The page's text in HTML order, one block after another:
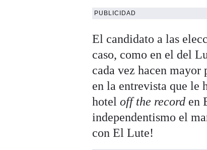
PUBLICIDAD
El candidato a las
caso, como en el del
cada vez hacen
en la entrevista que le
hoteloff the record en
independentismo el
con El Lute!